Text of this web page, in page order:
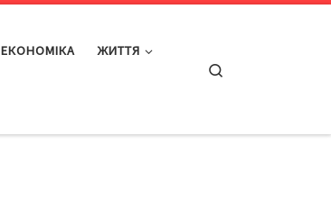
ЕКОНОМІКА ЖИТТЯ